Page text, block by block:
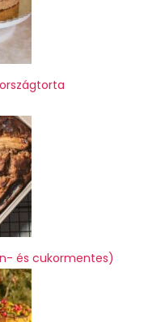
és cukormentes)